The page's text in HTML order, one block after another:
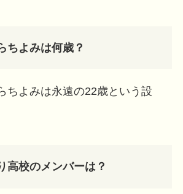
ちよみは何歳？
ちよみは永遠の22歳という設
高校のメンバーは？